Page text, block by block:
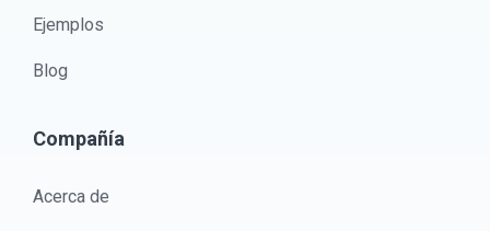
Ejemplos
Blog
Compañía
Acerca de